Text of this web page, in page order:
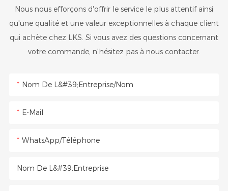
Nous nous efforçons d'offrir le service le plus attentif ainsi
qu'une qualité et une valeur exceptionnelles à chaque client
qui achète chez LKS. Si vous avez des questions concernant
votre commande, n'hésitez pas à nous contacter.
Nom De L&#39;entreprise/Nom
E-Mail
WhatsApp/Téléphone
Nom De L&#39;entreprise